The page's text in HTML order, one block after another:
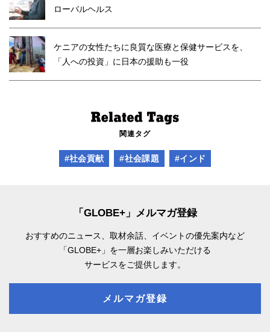
ローバルヘルス
ケニアの女性たちに良質な医療と保健サービスを、
「人への投資」に日本の援助も一役
関連タグ
#社会貢献 #社会課題 #インド
「GLOBE+」メルマガ登録
おすすめのニュース、取材余話、 イベントの優先案内など
「GLOBE+」を一層お楽しみいただける
サービスをご提供します。
メルマガ登録